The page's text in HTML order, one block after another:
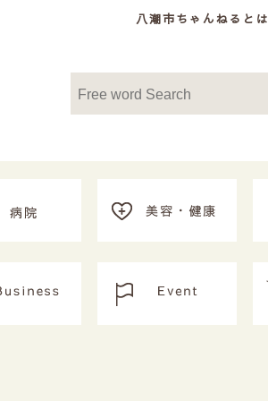
八潮市ちゃんねるとは